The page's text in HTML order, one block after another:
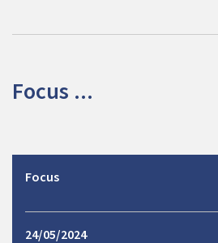
Focus ...
Focus
24/05/2024